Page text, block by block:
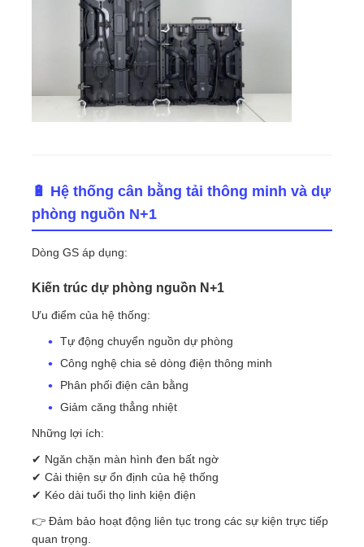
🔋 Hệ thống cân bằng tải thông minh và dự
phòng nguồn N+1
Dòng GS áp dụng:
Kiến trúc dự phòng nguồn N+1
Ưu điểm của hệ thống:
Tự động chuyển nguồn dự phòng
Công nghệ chia sẻ dòng điện thông minh
Phân phối điện cân bằng
Giảm căng thẳng nhiệt
Những lợi ích:
✔ Ngăn chặn màn hình đen bất ngờ
✔ Cải thiện sự ổn định của hệ thống
✔ Kéo dài tuổi thọ linh kiện điện
👉 Đảm bảo hoạt động liên tục trong các sự kiện trực tiếp
quan trọng.